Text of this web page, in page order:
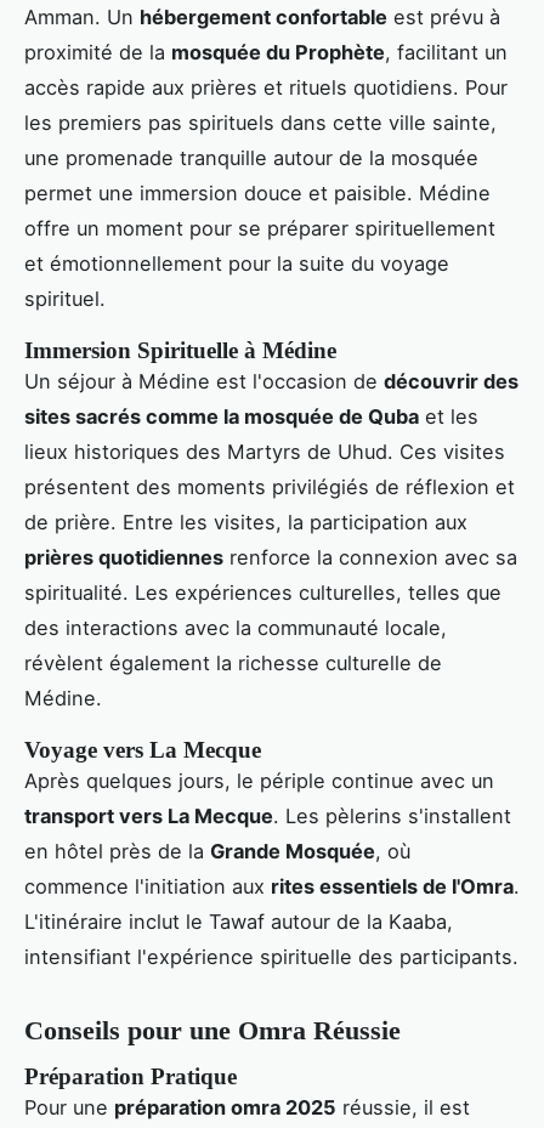
Amman. Un hébergement confortable est prévu à
proximité de la mosquée du Prophète, facilitant un
accès rapide aux prières et rituels quotidiens. Pour
les premiers pas spirituels dans cette ville sainte,
une promenade tranquille autour de la mosquée
permet une immersion douce et paisible. Médine
offre un moment pour se préparer spirituellement
et émotionnellement pour la suite du voyage
spirituel.
Immersion Spirituelle à Médine
Un séjour à Médine est l'occasion de découvrir des
sites sacrés comme la mosquée de Quba et les
lieux historiques des Martyrs de Uhud. Ces visites
présentent des moments privilégiés de réflexion et
de prière. Entre les visites, la participation aux
prières quotidiennes renforce la connexion avec sa
spiritualité. Les expériences culturelles, telles que
des interactions avec la communauté locale,
révèlent également la richesse culturelle de
Médine.
Voyage vers La Mecque
Après quelques jours, le périple continue avec un
transport vers La Mecque. Les pèlerins s'installent
en hôtel près de la Grande Mosquée, où
commence l'initiation aux rites essentiels de l'Omra.
L'itinéraire inclut le Tawaf autour de la Kaaba,
intensifiant l'expérience spirituelle des participants.
Conseils pour une Omra Réussie
Préparation Pratique
Pour une préparation omra 2025 réussie, il est